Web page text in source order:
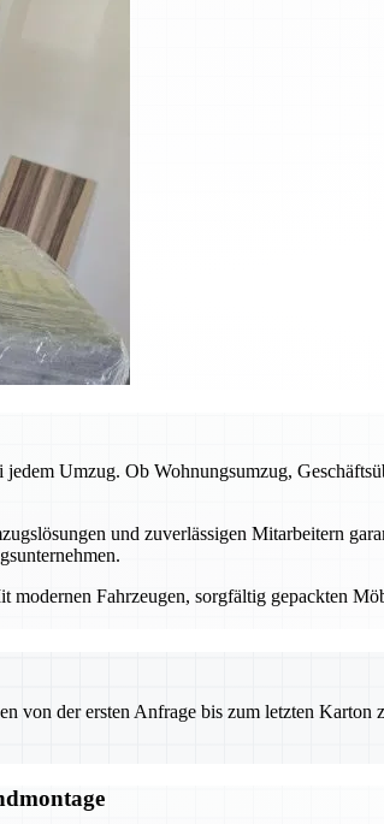
Umzug. Ob Wohnungsumzug,
und zuverlässigen Mitarbeitern
Fahrzeugen, sorgfältig gepackten
von der ersten Anfrage bis zum letzten